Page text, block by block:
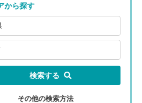
から探す
検索する
その他の検索方法